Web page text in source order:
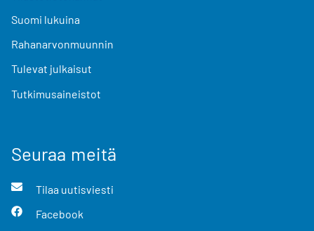
Suomi lukuina
Rahanarvonmuunnin
Tulevat julkaisut
Tutkimusaineistot
Seuraa meitä
Tilaa uutisviesti
Facebook